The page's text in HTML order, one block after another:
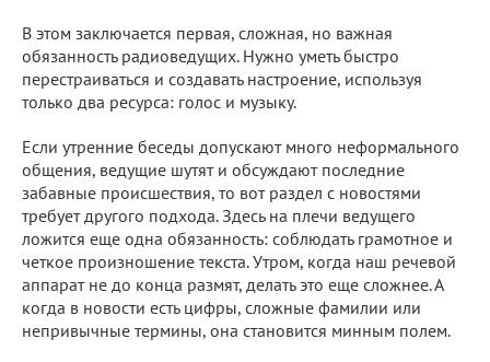
В этом заключается первая, сложная, но важная
обязанность радиоведущих. Нужно уметь быстро
перестраиваться и создавать настроение, используя
только два ресурса: голос и музыку.
Если утренние беседы допускают много неформального
общения, ведущие шутят и обсуждают последние
забавные происшествия, то вот раздел с новостями
требует другого подхода. Здесь на плечи ведущего
ложится еще одна обязанность: соблюдать грамотное и
четкое произношение текста. Утром, когда наш речевой
аппарат не до конца размят, делать это еще сложнее. А
когда в новости есть цифры, сложные фамилии или
непривычные термины, она становится минным полем.